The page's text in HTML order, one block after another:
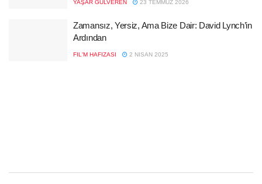
YAŞAR GÜLVEREN 23 TEMMUZ 2026
Zamansız, Yersiz, Ama Bize Dair: David Lynch’in
Ardından
FIL'M HAFIZASI 2 NISAN 2025